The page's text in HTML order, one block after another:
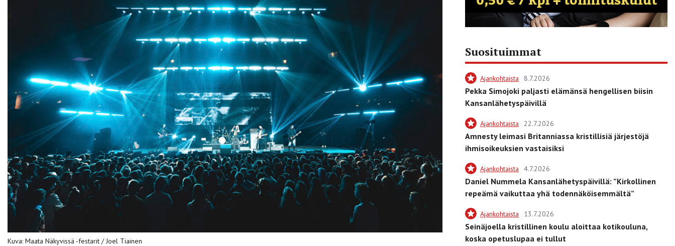
Kuva: Maata Näkyvissä -festarit / Joel Tiainen
Suosituimmat
Ajankohtaista 8.7.2026
Pekka Simojoki paljasti elämänsä hengellisen biisin
Kansanlähetyspäivillä
Ajankohtaista 22.7.2026
Amnesty leimasi Britanniassa kristillisiä järjestöjä
ihmisoikeuksien vastaisiksi
Ajankohtaista 4.7.2026
Daniel Nummela Kansanlähetyspäivillä: ”Kirkollinen
repeämä vaikuttaa yhä todennäköisemmältä”
Ajankohtaista 13.7.2026
Seinäjoella kristillinen koulu aloittaa kotikouluna,
koska opetuslupaa ei tullut